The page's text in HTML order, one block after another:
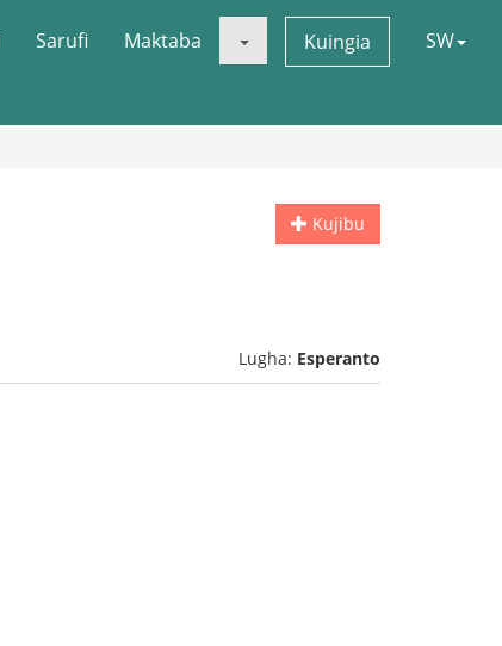
Sarufi Maktaba Kuingia SW
Kujibu
Lugha: Esperanto